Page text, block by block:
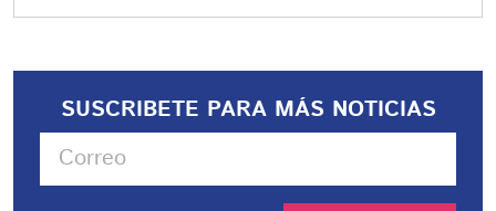
SUSCRIBETE PARA MÁS NOTICIAS